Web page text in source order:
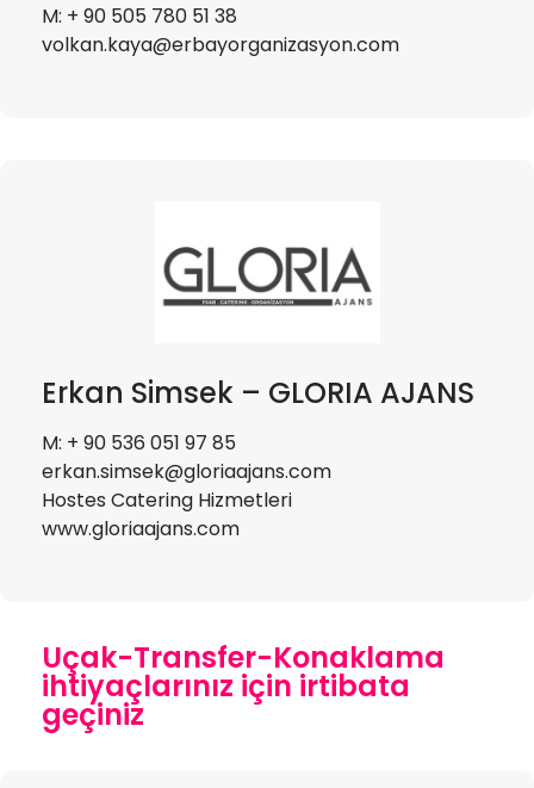
M: + 90 505 780 51 38
volkan.kaya@erbayorganizasyon.com
Erkan Simsek – GLORIA AJANS
M: + 90 536 051 97 85
erkan.simsek@gloriaajans.com
Hostes Catering Hizmetleri
www.gloriaajans.com
Uçak-Transfer-Konaklama
ihtiyaçlarınız için irtibata
geçiniz